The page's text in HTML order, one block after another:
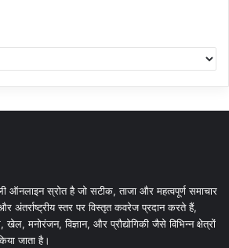
ऑनलाइन स्रोत है जो सटीक, ताजा और महत्वपूर्ण समाचार
अंतर्राष्ट्रीय स्तर पर विस्तृत कवरेज प्रदान करते हैं,
खेल, मनोरंजन, विज्ञान, और प्रौद्योगिकी जैसे विभिन्न क्षेत्रों
जाता है।